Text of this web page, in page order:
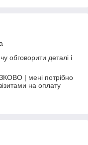
обговорити деталі і
| мені потрібно
на оплату